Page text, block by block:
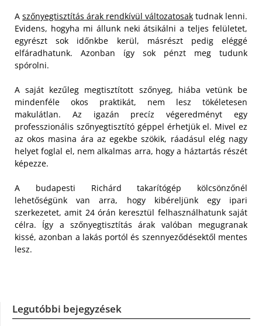
A szőnyegtisztítás árak rendkívül változatosak tudnak lenni.
Evidens, hogyha mi állunk neki átsikálni a teljes felületet,
egyrészt sok időnkbe kerül, másrészt pedig eléggé
elfáradhatunk. Azonban így sok pénzt meg tudunk
spórolni.
A saját kezűleg megtisztított szőnyeg, hiába vetünk be
mindenféle okos praktikát, nem lesz tökéletesen
makulátlan. Az igazán precíz végeredményt egy
professzionális szőnyegtisztító géppel érhetjük el. Mivel ez
az okos masina ára az egekbe szökik, ráadásul elég nagy
helyet foglal el, nem alkalmas arra, hogy a háztartás részét
képezze.
A budapesti Richárd takarítógép kölcsönzőnél
lehetőségünk van arra, hogy kibéreljünk egy ipari
szerkezetet, amit 24 órán keresztül felhasználhatunk saját
célra. Így a szőnyegtisztítás árak valóban megugranak
kissé, azonban a lakás portól és szennyeződésektől mentes
lesz.
Legutóbbi bejegyzések